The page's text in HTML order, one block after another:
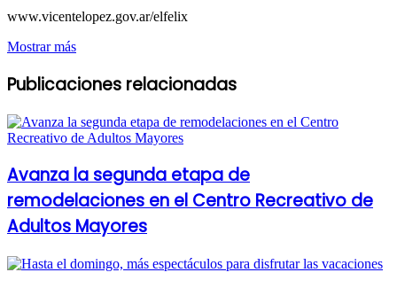
www.vicentelopez.gov.ar/elfelix
Mostrar más
Publicaciones relacionadas
Avanza la segunda etapa de
remodelaciones en el Centro Recreativo de
Adultos Mayores